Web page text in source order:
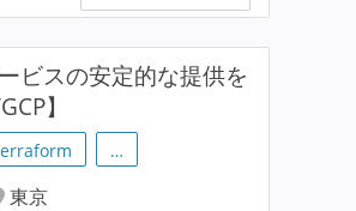
ビスの安定的な提供を
】
…
東京